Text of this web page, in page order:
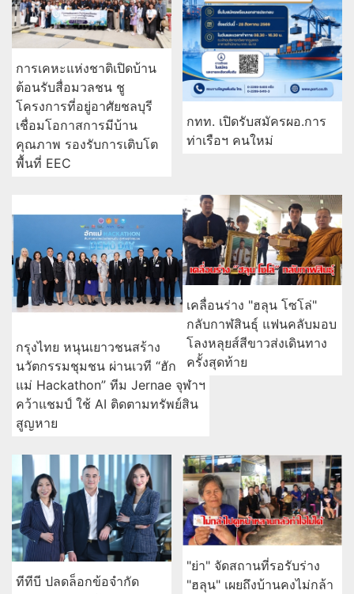
การเคหะแห่งชาติเปิดบ้าน
ต้อนรับสื่อมวลชน ชู
โครงการที่อยู่อาศัยชลบุรี
เชื่อมโอกาสการมีบ้าน
คุณภาพ รองรับการเติบโต
พื้นที่ EEC
กทท. เปิดรับสมัครผอ.การ
ท่าเรือฯ คนใหม่
กรุงไทย หนุนเยาวชนสร้าง
นวัตกรรมชุมชน ผ่านเวที “ฮัก
แม่ Hackathon” ทีม Jernae จุฬาฯ
คว้าแชมป์ ใช้ AI ติดตามทรัพย์สิน
สูญหาย
เคลื่อนร่าง "ฮลุน โซโล่"
กลับกาฬสินธุ์ แฟนคลับมอบ
โลงหลุยส์สีขาวส่งเดินทาง
ครั้งสุดท้าย
ทีทีบี ปลดล็อกข้อจำกัด
"ย่า" จัดสถานที่รอรับร่าง
"ฮลุน" เผยถึงบ้านคงไม่กล้า